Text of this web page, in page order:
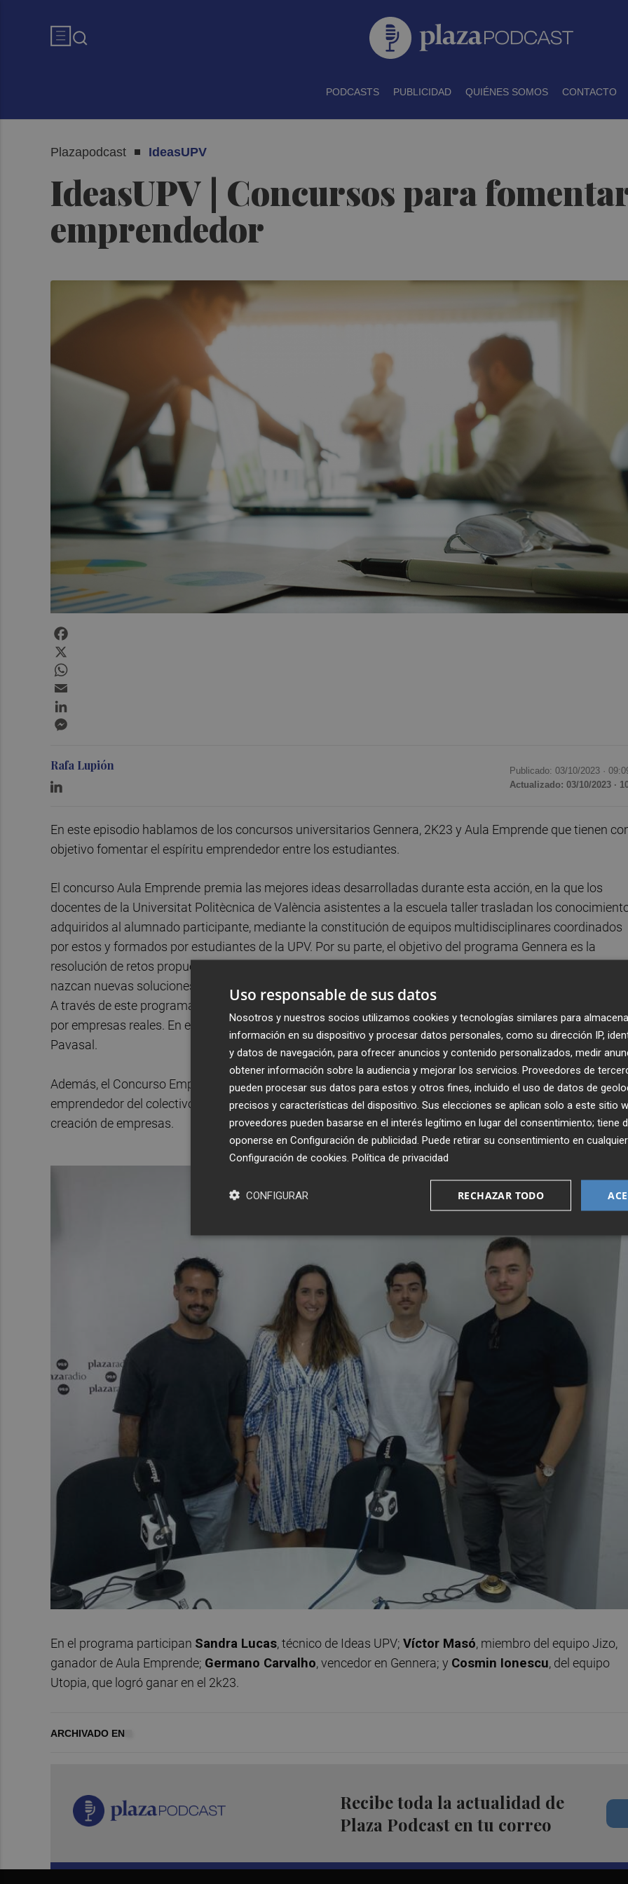
PODCASTS PUBLICIDAD QUIÉNES SOMOS CONTACTO
Plazapodcast IdeasUPV
IdeasUPV | Concursos para
emprendedor
Rafa Lupión Publicado: 03/10/2023 ·
Actualizado: 03/10/2023 ·
En este episodio hablamos de los concursos universitarios Gennera, 2K23 y Aula Emprende que tienen
objetivo fomentar el espíritu emprendedor entre los estudiantes.
El concurso Aula Emprende premia las mejores ideas desarrolladas durante esta acción, en la que los
docentes de la Universitat Politècnica de València asistentes a la escuela taller trasladan los
adquiridos al alumnado participante, mediante la constitución de equipos multidisciplinares coordinados
por estos y formados por estudiantes de la UPV. Por su parte, el objetivo del programa Gennera es la
resolución de retos propuestos por empresas, para ayudar al desarrollo del talento emprendedor y que
nazcan nuevas soluciones a retos de empresas, fomentando el intraemprendimiento y el trabajo en equipo.
A través de este programa, equipos de estudiantes universitarios resuelven retos estratégicos planteados
por empresas reales. En esta edición, las empresas retadoras han sido: HP, Vicky Foods, Christeyns,
Pavasal.
Además, el Concurso Emprendedor Universitario 2K23, tiene como objetivo potenciar el espíritu
emprendedor del colectivo universitario de la UPV y sensibilizar a los estudiantes en el emprendimiento y
creación de empresas.
En el programa participan Sandra Lucas, técnico de Ideas UPV; Víctor Masó, miembro del equipo Jizo,
ganador de Aula Emprende; Germano Carvalho, vencedor en Gennera; y Cosmin Ionescu, del equipo
Utopia, que logró ganar en el 2k23.
ARCHIVADO EN
Recibe toda la actualidad de
Plaza Podcast en tu correo
Uso responsable de sus datos
Nosotros y nuestros socios utilizamos cookies y tecnologías similares para
información en su dispositivo y procesar datos personales, como su dirección IP,
y datos de navegación, para ofrecer anuncios y contenido personalizados, medir
obtener información sobre la audiencia y mejorar los servicios. Proveedores de
pueden procesar sus datos para estos y otros fines, incluido el uso de datos de
precisos y características del dispositivo. Sus elecciones se aplican solo a este sitio
proveedores pueden basarse en el interés legítimo en lugar del consentimiento; tiene
oponerse en Configuración de publicidad . Puede retirar su consentimiento en
Configuración de cookies Política de privacidad
RECHAZAR TODO
CONFIGURAR